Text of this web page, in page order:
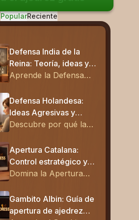
PopularReciente
Defensa India de la
Reina: Teoría, ideas y
líneas principales
Aprende la Defensa
ideas claras, variantes
clave y estrategias para
dominar esta sólida
mejorar tus partidas.
Defensa Holandesa:
Ideas Agresivas y
Planes Ganadores
Descubre por qué la
un arma de ataque vs
1.d4. Aprende ideas,
estructuras y planes
sorprender a tus
rivales.
Apertura Catalana:
Control estratégico y
presión a largo plazo
Domina la Apertura
estratégicas, presión
en la gran diagonal,
Gambito Albin: Guía de
apertura de ajedrez